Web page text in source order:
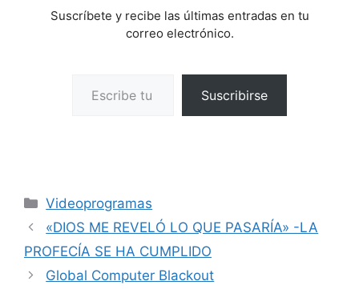
Suscríbete y recibe las últimas entradas en tu
correo electrónico.
Suscribirse
Categorías
Videoprogramas
«DIOS ME REVELÓ LO QUE PASARÍA» -LA
PROFECÍA SE HA CUMPLIDO
Global Computer Blackout